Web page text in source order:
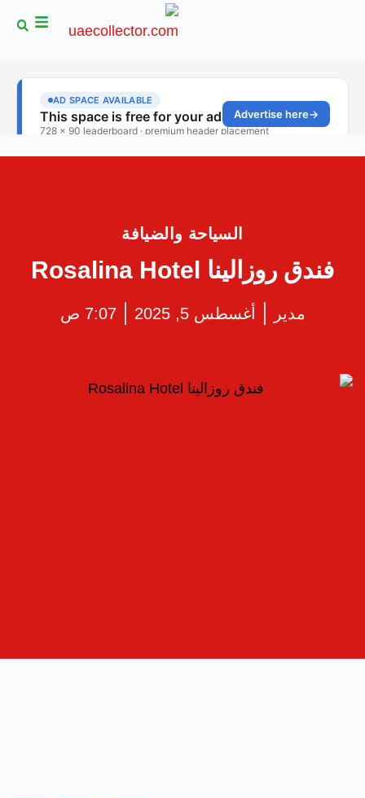
السياحة والضيافة
فندق روزالينا Rosalina Hotel
مدير أغسطس 5, 2025 7:07 ص